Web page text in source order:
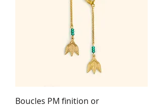
Boucles PM finition or